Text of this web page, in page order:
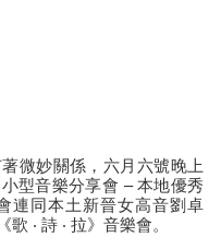
微妙關係，六月六號晚上
型音樂分享會 – 本地優秀
連同本土新晉女高音劉卓
‧ 詩 ‧ 拉》音樂會。